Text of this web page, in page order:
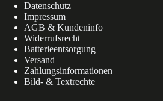
Datenschutz
Impressum
AGB & Kundeninfo
Widerrufsrecht
Batterieentsorgung
Versand
Zahlungsinformationen
Bild- & Textrechte